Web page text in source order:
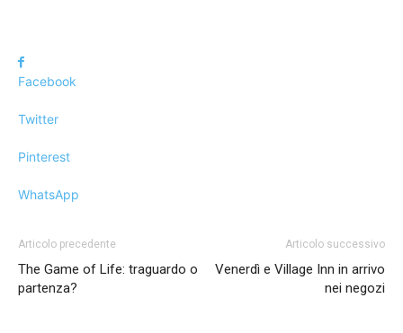
Facebook
Twitter
Pinterest
WhatsApp
Articolo precedente
The Game of Life: traguardo o
partenza?
Articolo successivo
Venerdì e Village Inn in arrivo
nei negozi